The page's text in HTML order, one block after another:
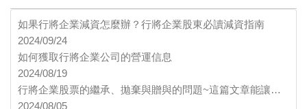
如果行將企業減資怎麼辦？行將企業股東必讀減資指南
2024/09/24
如何獲取行將企業公司的營運信息
2024/08/19
行將企業股票的繼承、拋棄與贈與的問題~這篇文章能讓…
2024/08/05